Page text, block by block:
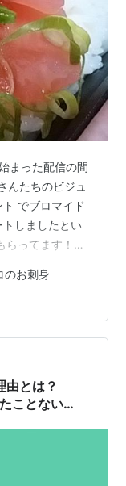
まった配信の間
んたちのビジュ
でブロマイド
しましたとい
らってます！！
酢の物
・152円 サラ
100kcal）・・
のお刺身
由とは？
ことない